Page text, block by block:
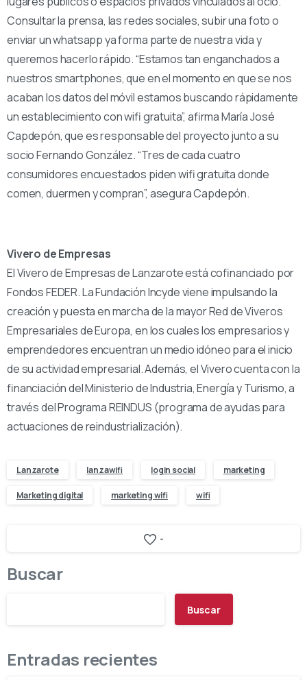
Consultar la prensa, las redes sociales, subir una foto o
enviar un whatsapp ya forma parte de nuestra vida y
queremos hacerlo rápido. “Estamos tan enganchados a
nuestros smartphones, que en el momento en que se nos
acaban los datos del móvil estamos buscando rápidamente
un establecimiento con wifi gratuita”, afirma María José
Capdepón, que es responsable del proyecto junto a su
socio Fernando González. “Tres de cada cuatro
consumidores encuestados piden wifi gratuita donde
comen, duermen y compran”, asegura Capdepón.
Vivero de Empresas
El Vivero de Empresas de Lanzarote está cofinanciado por
Fondos FEDER. La Fundación Incyde viene impulsando la
creación y puesta en marcha de la mayor Red de Viveros
Empresariales de Europa, en los cuales los empresarios y
emprendedores encuentran un medio idóneo para el inicio
de su actividad empresarial. Además, el Vivero cuenta con la
financiación del Ministerio de Industria, Energía y Turismo, a
través del Programa REINDUS (programa de ayudas para
actuaciones de reindustrialización).
Lanzarote lanzawifi login social marketing
Marketing digital marketing wifi wifi
-
Buscar
Buscar
Entradas recientes